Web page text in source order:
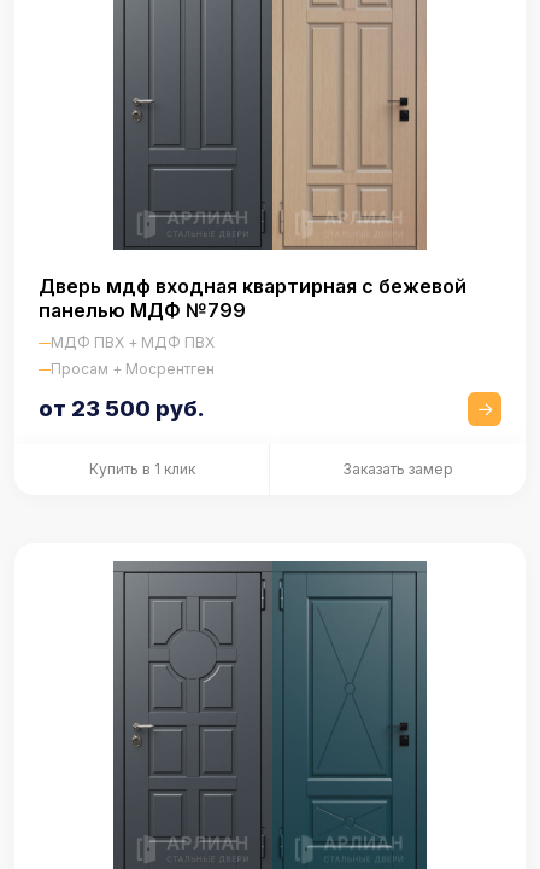
Дверь мдф входная квартирная с бежевой
панелью МДФ №799
МДФ ПВХ + МДФ ПВХ
Просам + Мосрентген
от 23 500 руб.
Купить в 1 клик Заказать замер